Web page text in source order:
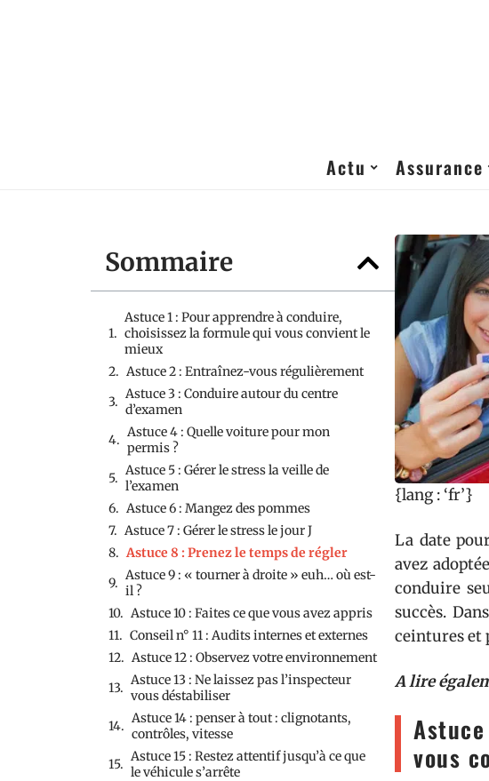
Actu Assurance
Sommaire
Astuce 1 : Pour apprendre à conduire,
choisissez la formule qui vous convient le
mieux
Astuce 2 : Entraînez-vous régulièrement
Astuce 3 : Conduire autour du centre
d’examen
Astuce 4 : Quelle voiture pour mon
permis ?
Astuce 5 : Gérer le stress la veille de
l’examen
Astuce 6 : Mangez des pommes
Astuce 7 : Gérer le stress le jour J
Astuce 8 : Prenez le temps de régler
Astuce 9 : « tourner à droite » euh… où est-
il ?
Astuce 10 : Faites ce que vous avez appris
Conseil n° 11 : Audits internes et externes
Astuce 12 : Observez votre environnement
Astuce 13 : Ne laissez pas l’inspecteur
vous déstabiliser
Astuce 14 : penser à tout : clignotants,
contrôles, vitesse
Astuce 15 : Restez attentif jusqu’à ce que
le véhicule s’arrête
{lang : ‘fr’}
La date
avez
conduire
succès.
ceintures et
A lire
vous